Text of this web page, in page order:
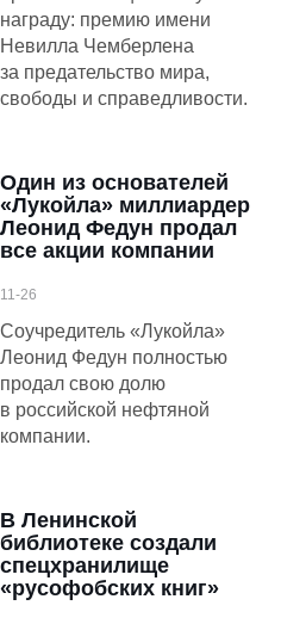
награду: премию имени
Невилла Чемберлена
за предательство мира,
свободы и справедливости.
Один из основателей
«Лукойла» миллиардер
Леонид Федун продал
все акции компании
11-26
Соучредитель «Лукойла»
Леонид Федун полностью
продал свою долю
в российской нефтяной
компании.
В Ленинской
библиотеке создали
спецхранилище
«русофобских книг»